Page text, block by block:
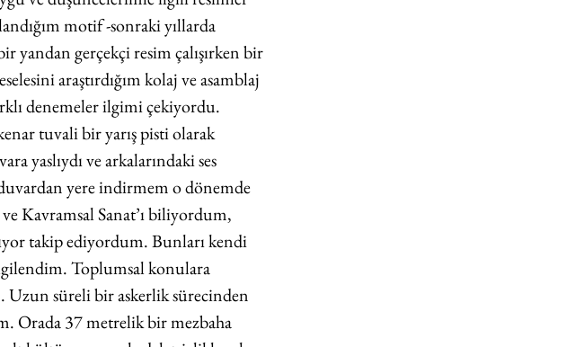
motif -sonraki yıllarda
yandan gerçekçi resim çalışırken bir
araştırdığım kolaj ve asamblaj
denemeler ilgimi çekiyordu.
tuvali bir yarış pisti olarak
yaslıydı ve arkalarındaki ses
yere indirmem o dönemde
Kavramsal Sanat’ı biliyordum,
takip ediyordum. Bunları kendi
Toplumsal konulara
süreli bir askerlik sürecinden
Orada 37 metrelik bir mezbaha